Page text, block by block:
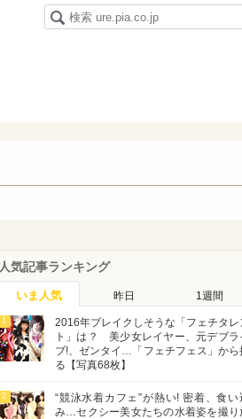
人気記事ランキング
いま人気 昨日 1週間
1
2016年ブレイクしそうな「フェチタレ
ト」は？ 美少女レイヤー、元デブラ
ブ!、ゼンタイ…「フェチフェス」から
る【写真68枚】
2
“競泳水着カフェ”が熱い! 密着、食い
み…セクシー美女たちの水着姿を撮り